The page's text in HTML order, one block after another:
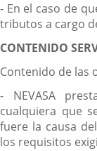
- En el caso de
tributos a cargo
CONTENIDO
Contenido de las
- NEVASA
cualquiera que
fuere la causa
los requisitos